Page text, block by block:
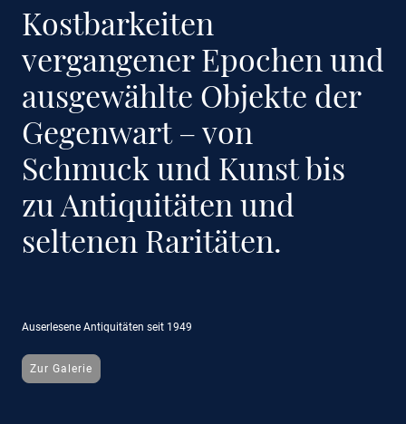
Kostbarkeiten
vergangener Epochen und
ausgewählte Objekte der
Gegenwart – von
Schmuck und Kunst bis
zu Antiquitäten und
seltenen Raritäten.
Auserlesene Antiquitäten seit 1949
Zur Galerie